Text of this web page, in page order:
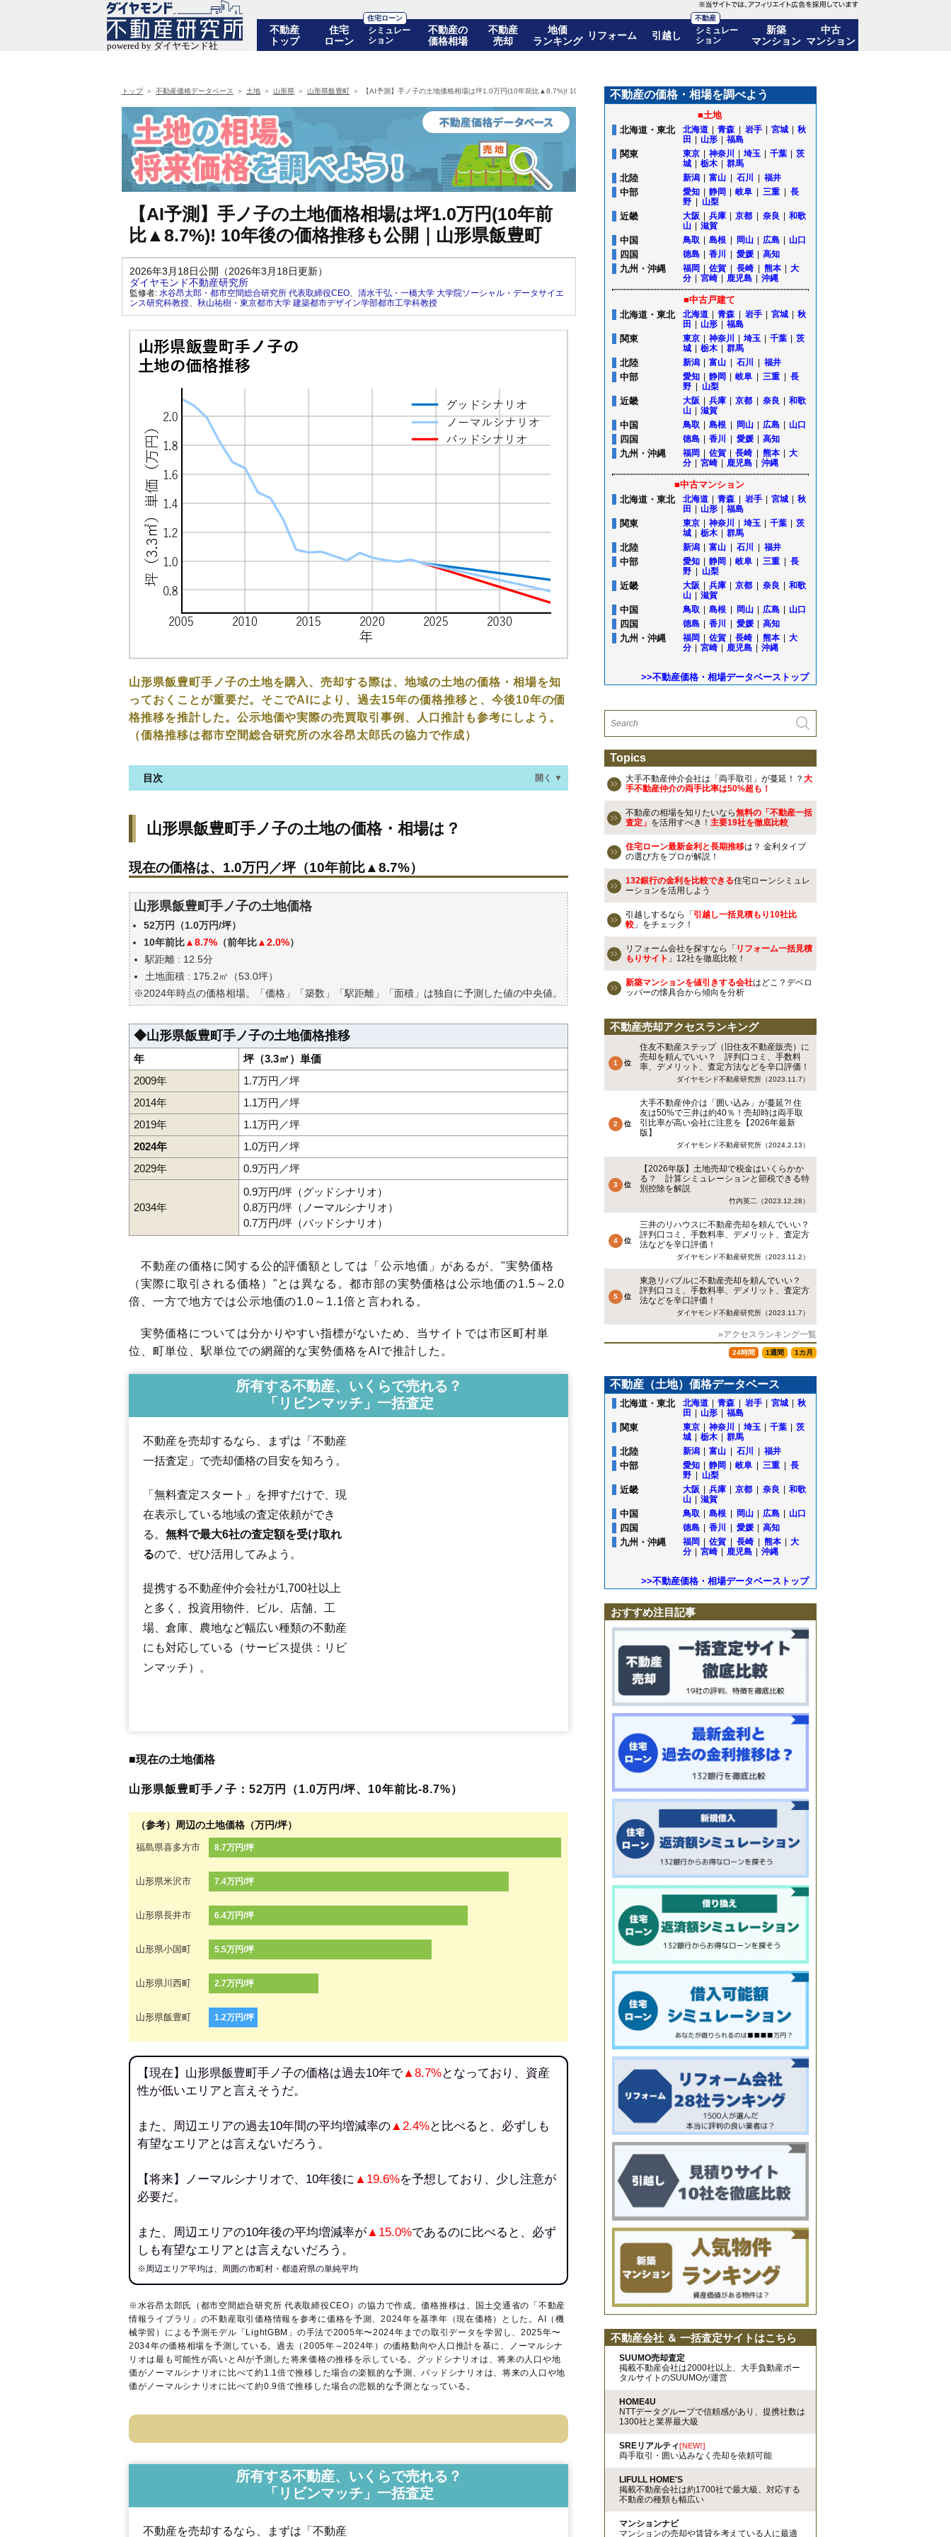
不動産
トップ
住宅
ローン
住宅ローン
シミュレー
ション
不動産の
価格相場
不動産
売却
地価
ランキング
リフォーム 引越し
不動産
シミュレー
ション
新築
マンション
中古
マンション
トップ 不動産価格データベース 土地 山形県 山形県飯豊町 【AI予測】手ノ子の土地価格相場は坪1.0万円(10年前比▲8.7%)! 10年後の価格推移も公開｜山形県飯豊町
【AI予測】手ノ子の土地価格相場は坪1.0万円(10年前
比▲8.7%)! 10年後の価格推移も公開｜山形県飯豊町
2026年3月18日公開（2026年3月18日更新）
ダイヤモンド不動産研究所
監修者: 水谷昂太郎・都市空間総合研究所 代表取締役CEO、 清水千弘・一橋大学 大学院ソーシャル・データサイエ
ンス研究科教授、 秋山祐樹・東京都市大学 建築都市デザイン学部都市工学科教授
山形県飯豊町手ノ子の土地を購入、売却する際は、地域の土地の価格・相場を知
っておくことが重要だ。そこでAIにより、過去15年の価格推移と、今後10年の価
格推移を推計した。公示地価や実際の売買取引事例、人口推計も参考にしよう。
（価格推移は都市空間総合研究所の水谷昂太郎氏の協力で作成）
目次 開く ▼
現在の価格は、1.0万円／坪（10年前比▲8.7%）
駅からの徒歩距離で価格はどうなる？
山形県飯豊町手ノ子の土地の過去の売買事例
エリアの将来性を人口予想から検討しよう
自分の年収でいくらの不動産が買える？
山形県飯豊町手ノ子の土地の価格・相場は？
現在の価格は、1.0万円／坪（10年前比▲8.7%）
山形県飯豊町手ノ子の土地価格
52万円（1.0万円/坪）
10年前比▲8.7% （前年比▲2.0%）
駅距離 : 12.5分
土地面積 : 175.2㎡（53.0坪）
※2024年時点の価格相場。「価格」「築数」「駅距離」「面積」は独自に予測した値の中央値。
◆山形県飯豊町手ノ子の土地価格推移
年
坪（3.3㎡）単価
2009年
1.7万円／坪
2014年
1.1万円／坪
2019年
1.1万円／坪
2024年
1.0万円／坪
2029年
0.9万円／坪
2034年
0.9万円/坪（グッドシナリオ）
0.8万円/坪（ノーマルシナリオ）
0.7万円/坪（バッドシナリオ）
不動産の価格に関する公的評価額としては「公示地価」があるが、"実勢価格
（実際に取引される価格）"とは異なる。都市部の実勢価格は公示地価の1.5～2.0
倍、一方で地方では公示地価の1.0～1.1倍と言われる。
実勢価格については分かりやすい指標がないため、当サイトでは市区町村単
位、町単位、駅単位での網羅的な実勢価格をAIで推計した。
所有する不動産、いくらで売れる？
「リビンマッチ」一括査定
不動産を売却するなら、まずは「不動産
一括査定」で売却価格の目安を知ろう。
「無料査定スタート」を押すだけで、現
在表示している地域の査定依頼ができ
る。 無料で最大6社の査定額を受け取れ
るので、ぜひ活用してみよう。
提携する不動産仲介会社が1,700社以上
と多く、投資用物件、ビル、店舗、工
場、倉庫、農地など幅広い種類の不動産
にも対応している（サービス提供：リビ
ンマッチ）。
■現在の土地価格
山形県飯豊町手ノ子：52万円（1.0万円/坪、10年前比-8.7%）
（参考）周辺の土地価格（万円/坪）
福島県喜多方市 8.7万円/坪
山形県米沢市 7.4万円/坪
山形県長井市 6.4万円/坪
山形県小国町 5.5万円/坪
山形県川西町 2.7万円/坪
山形県飯豊町 1.2万円/坪
【現在】山形県飯豊町手ノ子の価格は過去10年で▲8.7%となっており、資産
性が低いエリアと言えそうだ。
また、周辺エリアの過去10年間の平均増減率の▲2.4%と比べると、必ずしも
有望なエリアとは言えないだろう。
【将来】ノーマルシナリオで、10年後に ▲19.6%を予想しており、少し注意が
必要だ。
また、周辺エリアの10年後の平均増減率が▲15.0%であるのに比べると、必ず
しも有望なエリアとは言えないだろう。
※周辺エリア平均は、周囲の市町村・都道府県の単純平均
※水谷昂太郎氏（都市空間総合研究所 代表取締役CEO）の協力で作成。価格推移は、国土交通省の「 不動産
情報ライブラリ 」の不動産取引価格情報を参考に価格を予測、2024年を基準年（現在価格）とした。AI（機
械学習）による予測モデル「LightGBM」の手法で2005年〜2024年までの取引データを学習し、2025年〜
2034年の価格相場を予測している。過去（2005年～2024年）の価格動向や人口推計を基に、ノーマルシナ
リオは最も可能性が高いとAIが予測した将来価格の推移を示している。グッドシナリオは、将来の人口や地
価がノーマルシナリオに比べて約1.1倍で推移した場合の楽観的な予測、バッドシナリオは、将来の人口や地
価がノーマルシナリオに比べて約0.9倍で推移した場合の悲観的な予測となっている。
所有する不動産、いくらで売れる？
「リビンマッチ」一括査定
不動産を売却するなら、まずは「不動産
黒沢小白川
萩生駅
不動産の価格・相場を調べよう
■土地
北海道・東北
北海道 青森 岩手 宮城
秋
田
山形 福島
関東 東京 神奈川 埼玉 千葉
茨
城
栃木 群馬
北陸 新潟 富山 石川 福井
中部 愛知 静岡 岐阜 三重
長
野
山梨
近畿 大阪 兵庫 京都 奈良
和歌
山
滋賀
中国 鳥取 島根 岡山 広島 山口
四国 徳島 香川 愛媛 高知
九州・沖縄 福岡 佐賀 長崎 熊本
大
分
宮崎 鹿児島 沖縄
■中古戸建て
北海道・東北
北海道 青森 岩手 宮城
秋
田
山形 福島
関東 東京 神奈川 埼玉 千葉
茨
城
栃木 群馬
北陸 新潟 富山 石川 福井
中部 愛知 静岡 岐阜 三重
長
野
山梨
近畿 大阪 兵庫 京都 奈良
和歌
山
滋賀
中国 鳥取 島根 岡山 広島 山口
四国 徳島 香川 愛媛 高知
九州・沖縄 福岡 佐賀 長崎 熊本
大
分
宮崎 鹿児島 沖縄
■中古マンション
北海道・東北
北海道 青森 岩手 宮城
秋
田
山形 福島
関東 東京 神奈川 埼玉 千葉
茨
城
栃木 群馬
北陸 新潟 富山 石川 福井
中部 愛知 静岡 岐阜 三重
長
野
山梨
近畿 大阪 兵庫 京都 奈良
和歌
山
滋賀
中国 鳥取 島根 岡山 広島 山口
四国 徳島 香川 愛媛 高知
九州・沖縄 福岡 佐賀 長崎 熊本
大
分
宮崎 鹿児島 沖縄
>>不動産価格・相場データベーストップ
Topics
大手不動産仲介会社は「両手取引」が蔓延！？ 大
手不動産仲介の両手比率は50%超も！
不動産の相場を知りたいなら無料の「不動産一括
査定」 を活用すべき！ 主要19社を徹底比較
住宅ローン最新金利と長期推移は？ 金利タイプ
の選び方をプロが解説！
132銀行の金利を比較できる住宅ローンシミュレ
ーションを活用しよう
引越しするなら「 引越し一括見積もり10社比
較 」をチェック！
リフォーム会社を探すなら「 リフォーム一括見積
もりサイト 」12社を徹底比較！
新築マンションを値引きする会社はどこ？デベロ
ッパーの懐具合から傾向を分析
不動産売却アクセスランキング
住友不動産ステップ（旧住友不動産販売）に
売却を頼んでいい？ 評判口コミ、手数料
率、デメリット、査定方法などを辛口評価！
ダイヤモンド不動産研究所（2023.11.7）
大手不動産仲介は「囲い込み」が蔓延?! 住
友は50%で三井は約40％！売却時は両手取
引比率が高い会社に注意を【2026年最新
版】
ダイヤモンド不動産研究所（2024.2.13）
【2026年版】土地売却で税金はいくらかか
る？ 計算シミュレーションと節税できる特
別控除を解説
竹内英二（2023.12.28）
三井のリハウスに不動産売却を頼んでいい？
評判口コミ、手数料率、デメリット、査定方
法などを辛口評価！
ダイヤモンド不動産研究所（2023.11.2）
東急リバブルに不動産売却を頼んでいい？
評判口コミ、手数料率、デメリット、査定方
法などを辛口評価！
ダイヤモンド不動産研究所（2023.11.7）
»アクセスランキング一覧
24時間 1週間 1カ月
不動産（土地）価格データベース
北海道・東北 北海道 青森 岩手 宮城
秋
田
山形 福島
関東 東京 神奈川 埼玉 千葉
茨
城
栃木 群馬
北陸 新潟 富山 石川 福井
中部 愛知 静岡 岐阜 三重
長
野
山梨
近畿 大阪 兵庫 京都 奈良
和歌
山
滋賀
中国 鳥取 島根 岡山 広島 山口
四国 徳島 香川 愛媛 高知
九州・沖縄 福岡 佐賀 長崎 熊本
大
分
宮崎 鹿児島 沖縄
>>不動産価格・相場データベーストップ
おすすめ注目記事
不動産会社 ＆ 一括査定サイトはこちら
SUUMO売却査定
掲載不動産会社は2000社以上、大手負動産ポー
タルサイトのSUUMOが運営
HOME4U
NTTデータグループで信頼感があり、提携社数は
1300社と業界最大級
SREリアルティ[NEW!]
両手取引・囲い込みなく売却を依頼可能
LIFULL HOME'S
掲載不動産会社は約1700社で最大級、対応する
不動産の種類も幅広い
マンションナビ
マンションの売却や賃貸を考えている人に最適